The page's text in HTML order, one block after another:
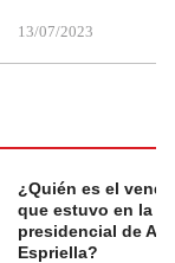
13/07/2023
¿Quién es el
que estuvo en la
presidencial de
Espriella?